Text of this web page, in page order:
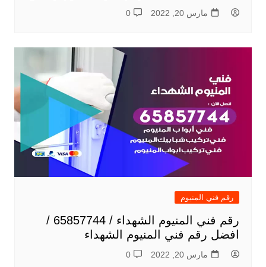
مارس 20, 2022 0
رقم فني المنيوم
رقم فني المنيوم الشهداء / 65857744 /
افضل رقم فني المنيوم الشهداء
مارس 20, 2022 0